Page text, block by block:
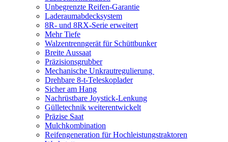
Unbegrenzte Reifen-Garantie
Laderaumabdecksystem
8R- und 8RX-Serie erweitert
Mehr Tiefe
Walzentrenngerät für Schüttbunker
Breite Aussaat
Präzisionsgrubber
Mechanische Unkrautregulierung ​
Drehbare 8-t-Teleskoplader
Sicher am Hang
Nachrüstbare Joystick-Lenkung
Gülletechnik weiterentwickelt
Präzise Saat
Mulchkombination
Reifengeneration für Hochleistungstraktoren